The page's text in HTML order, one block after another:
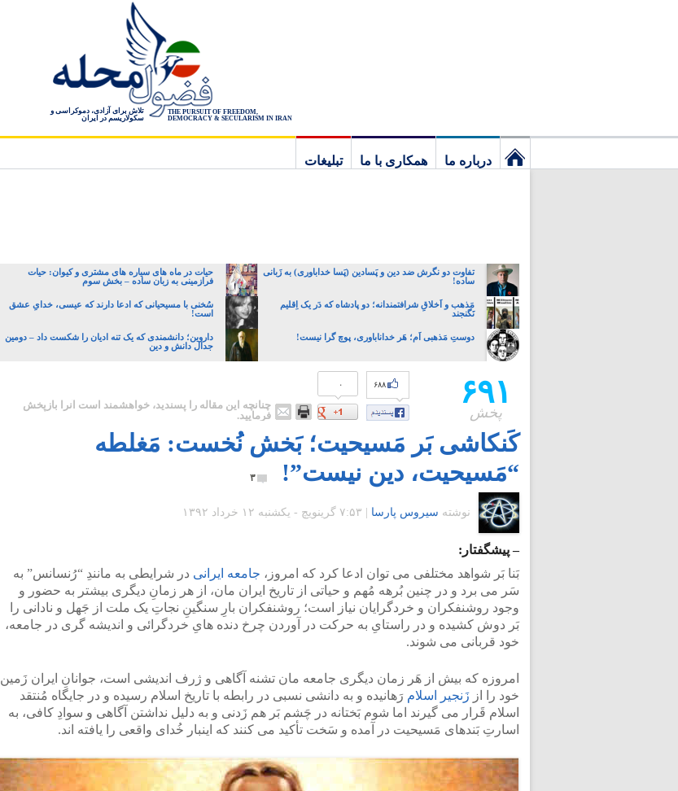
THE PURSUIT OF FREEDOM,
DEMOCRACY & SECULARISM IN IRAN
تلاش برای آزادی، دموکراسی و
سکولاریسم در ایران
درباره ما همکاری با ما
تبلیغات
تفاوت دو نگرش ضد دین و پَسادین (پَسا خداباوری) به زَبانی
ساده!
حیات در ماه های سیاره های مشتری و کیوان: حیات
فرازمینی به زبان ساده – بخش سوم
مَذهب و اَخلاقِ شرافتمندانه؛ دو پادشاه که دَر یک اِقلیم
نَگنجند
سُخنی با مسیحیانی که ادعا دارند که عیسی، خدایِ عشق
است!
دوستِ مَذهبی اَم؛ هَر خداناباوری، پوچ گرا نیست!
داروین؛ دانشمندی که یک تنه ادیان را شکست داد – دومین
جدال دانش و دین
۶۹۱
پخش
۰ ۶۸۸
چنانچه این مقاله را پسندید، خواهشمند است آنرا بازپخش
فرمایید.
کَنکاشی بَر مَسیحیت؛ بَخش نُخست: مَغلطه
“مَسیحیت، دین نیست”!
۳
نوشته سیروس پارسا ۷:۵۳ گرينويچ - یکشنبه ۱۲ خرداد ۱۳۹۲
– پیشگفتار:
بَنا بَر شواهد مختلفی می توان ادعا کرد که امروز، جامعه ایرانی در شرایطی به مانندِ “رُنسانس” به
سَر می برد و در چنین بُرهه مُهم و حیاتی از تاریخ ایران مان، از هر زمانِ دیگری بیشتر به حضور و
وجود روشنفکران و خردگرایان نیاز است؛ روشنفکران بارِ سنگینِ نجاتِ یک ملت از جَهل و نادانی را
بَر دوش کشیده و در راستایِ به حرکت در آوردن چرخ دنده هایِ خردگرائی و اندیشه گری در جامعه،
خود قربانی می شوند.
امروزه که بیش از هَر زمان دیگری جامعه مان تشنه آگاهی و ژرف اندیشی است، جوانانِ ایران زَمین
خود را از زَنجیر اسلام رَهانیده و به دانشی نسبی در رابطه با تاریخ اسلام رسیده و در جایگاه مُنتقد
اسلام قَرار می گیرند اما شوم بَختانه در چَشم بَر هم زَدنی و به دلیل نداشتن آگاهی و سوادِ کافی، به
اسارتِ بَندهای مَسیحیت در آمده و سَخت تأکید می کنند که اینبار خُدای واقعی را یافته اند.